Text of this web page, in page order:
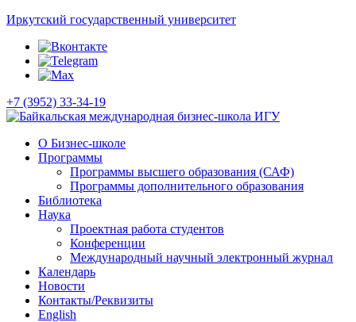
Иркутский государственный университет
+7 (3952) 33-34-19
О Бизнес-школе
Программы
Программы высшего образования (САФ)
Программы дополнительного образования
Библиотека
Наука
Проектная работа студентов
Конференции
Международный научный электронный журнал
Календарь
Новости
Контакты/Реквизиты
English